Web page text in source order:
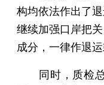
构均依法作出了
继续加强口岸把
成分，一律作退运
同时，质检总